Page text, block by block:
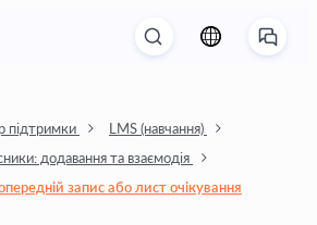
підтримки
LMS (навчання)
додавання та взаємодія
запис або лист очікування